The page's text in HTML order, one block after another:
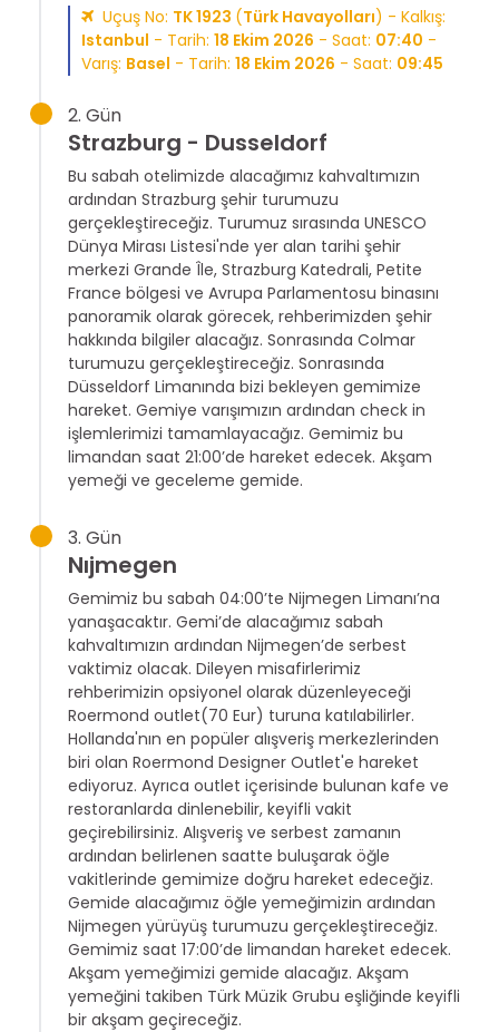
Uçuş No: TK 1923 (Türk Havayolları) - Kalkış:
Istanbul - Tarih: 18 Ekim 2026 - Saat: 07:40 -
Varış: Basel - Tarih: 18 Ekim 2026 - Saat: 09:45
2. Gün
Strazburg - Dusseldorf
Bu sabah otelimizde alacağımız kahvaltımızın
ardından Strazburg şehir turumuzu
gerçekleştireceğiz. Turumuz sırasında UNESCO
Dünya Mirası Listesi'nde yer alan tarihi şehir
merkezi Grande Île, Strazburg Katedrali, Petite
France bölgesi ve Avrupa Parlamentosu binasını
panoramik olarak görecek, rehberimizden şehir
hakkında bilgiler alacağız. Sonrasında Colmar
turumuzu gerçekleştireceğiz. Sonrasında
Düsseldorf Limanında bizi bekleyen gemimize
hareket. Gemiye varışımızın ardından check in
işlemlerimizi tamamlayacağız. Gemimiz bu
limandan saat 21:00’de hareket edecek. Akşam
yemeği ve geceleme gemide.
3. Gün
Nıjmegen
Gemimiz bu sabah 04:00’te Nijmegen Limanı’na
yanaşacaktır. Gemi’de alacağımız sabah
kahvaltımızın ardından Nijmegen’de serbest
vaktimiz olacak. Dileyen misafirlerimiz
rehberimizin opsiyonel olarak düzenleyeceği
Roermond outlet(70 Eur) turuna katılabilirler.
Hollanda'nın en popüler alışveriş merkezlerinden
biri olan Roermond Designer Outlet'e hareket
ediyoruz. Ayrıca outlet içerisinde bulunan kafe ve
restoranlarda dinlenebilir, keyifli vakit
geçirebilirsiniz. Alışveriş ve serbest zamanın
ardından belirlenen saatte buluşarak öğle
vakitlerinde gemimize doğru hareket edeceğiz.
Gemide alacağımız öğle yemeğimizin ardından
Nijmegen yürüyüş turumuzu gerçekleştireceğiz.
Gemimiz saat 17:00’de limandan hareket edecek.
Akşam yemeğimizi gemide alacağız. Akşam
yemeğini takiben Türk Müzik Grubu eşliğinde keyifli
bir akşam geçireceğiz.